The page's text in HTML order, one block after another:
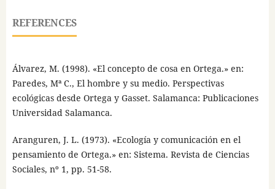
REFERENCES
Álvarez, M. (1998). «El concepto de cosa en Ortega.» en:
Paredes, Mª C., El hombre y su medio. Perspectivas
ecológicas desde Ortega y Gasset. Salamanca: Publicaciones
Universidad Salamanca.
Aranguren, J. L. (1973). «Ecología y comunicación en el
pensamiento de Ortega.» en: Sistema. Revista de Ciencias
Sociales, nº 1, pp. 51-58.